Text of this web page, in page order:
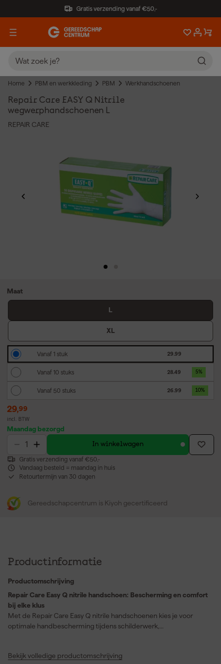
Gratis verzending vanaf €50,-
Home PBM en werkkleding PBM Werkhandschoenen
Repair Care EASY Q Nitrile
wegwerphandschoenen L
REPAIR CARE
Maat
L
XL
Vanaf 1 stuk 29.99
Vanaf 10 stuks 28.49 5%
Vanaf 50 stuks 26.99 10%
29,99
incl. BTW
Maandag bezorgd
In winkelwagen
Gratis verzending vanaf €50,-
Vandaag besteld = maandag in huis
Retourtermijn van 30 dagen
Gereedschapcentrum is Kiyoh gecertificeerd
Productinformatie
Productomschrijving
Repair Care Easy Q nitrile handschoen: Bescherming en comfort
bij elke klus
Met de Repair Care Easy Q nitrile handschoenen kies je voor
optimale handbescherming tijdens schilderwerk,
normeringen voor persoonlijke beschermingsmiddelen, zodat je
Bekijk volledige productomschrijving